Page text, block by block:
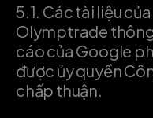
5.1. Các tài liệu
Olymptrade
cáo của Google
được ủy quyền
chấp thuận.